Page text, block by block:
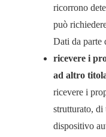
ricorrono
può
Dati da parte
ricevere i
ad altro
ricevere i
strutturato, di
dispositivo